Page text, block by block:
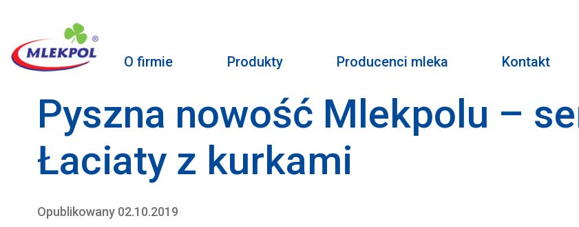
O firmie Produkty Producenci mleka Kontakt
Pyszna nowość Mlekpolu –
Łaciaty z kurkami
Opublikowany 02.10.2019